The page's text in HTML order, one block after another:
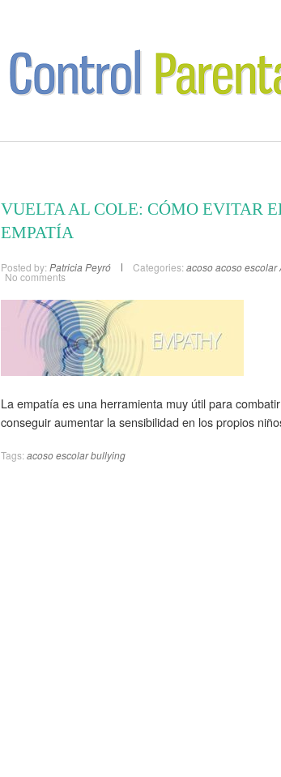
VUELTA AL COLE: CÓMO EVITAR
EMPATÍA
Posted by: Patricia Peyró Categories: acosoacoso escolar
No comments
La empatía es una herramienta muy útil para
conseguir aumentar la sensibilidad en los propios
Tags: acoso escolarbullying